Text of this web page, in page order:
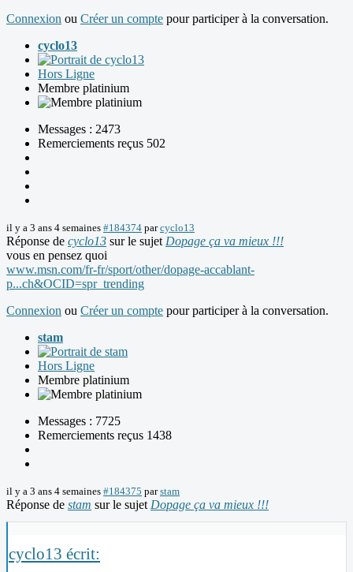
Connexion ou Créer un compte pour participer à la conversation.
cyclo13
Hors Ligne
Membre platinium
Messages : 2473
Remerciements reçus 502
il y a 3 ans 4 semaines #184374 parcyclo13
Réponse de cyclo13 sur le sujet Dopage ça va mieux !!!
vous en pensez quoi
www.msn.com/fr-fr/sport/other/dopage-accablant-
p...ch&OCID=spr_trending
Connexion ou Créer un compte pour participer à la conversation.
stam
Hors Ligne
Membre platinium
Messages : 7725
Remerciements reçus 1438
il y a 3 ans 4 semaines #184375 parstam
Réponse de stam sur le sujet Dopage ça va mieux !!!
cyclo13 écrit: